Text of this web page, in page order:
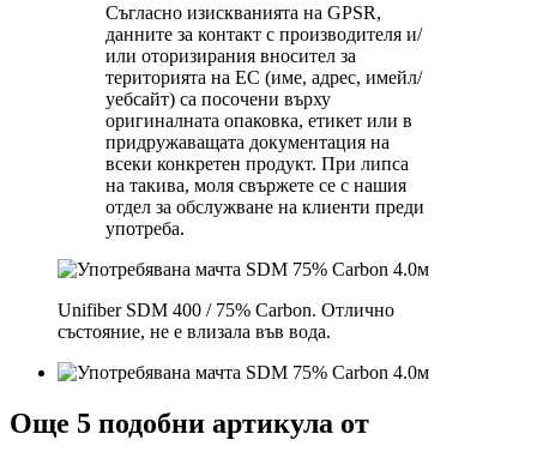
Съгласно изискванията на GPSR,
данните за контакт с производителя и/
или оторизирания вносител за
територията на ЕС (име, адрес, имейл/
уебсайт) са посочени върху
оригиналната опаковка, етикет или в
придружаващата документация на
всеки конкретен продукт. При липса
на такива, моля свържете се с нашия
отдел за обслужване на клиенти преди
употреба.
Unifiber SDM 400 / 75% Carbon. Отлично
състояние, не е влизала във вода.
Още 5 подобни артикула от